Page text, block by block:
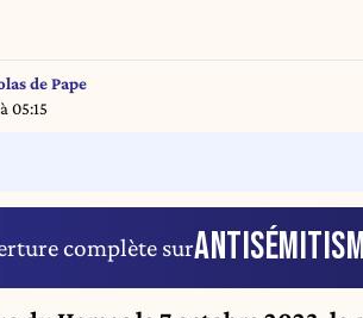
de Pape
05:15
complète sur